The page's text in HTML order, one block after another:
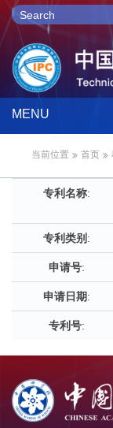
MENU
当前位置 首页
专利名称:
专利类别 :
申请号:
申请日期:
专利号: